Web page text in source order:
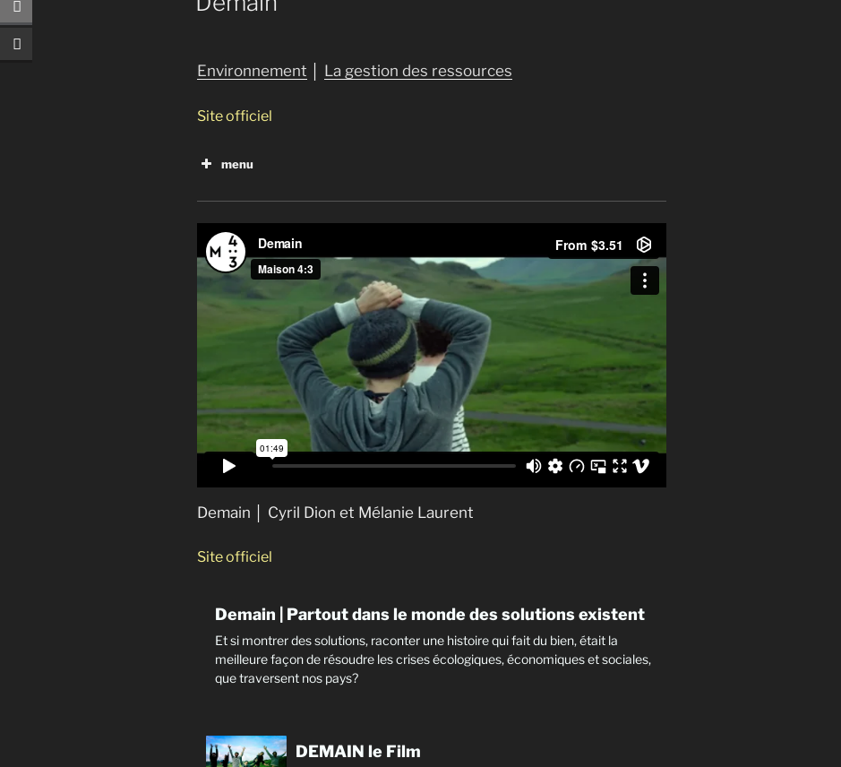
Environnement La gestion des ressources
Site officiel
menu
La malédiction du plastique
Le monde selon Monsanto
Vers un crash alimentaire
Pesticides, bisphénol A, phtalates…: un cocktail toxique
Bonnes nouvelles de la planète
La soif du monde
Chercher le courant
L’erreur boréale
Anthropocène : l’époque humaine
Demain │ Cyril Dion et Mélanie Laurent
Site officiel
Demain | Partout dans le monde des solutions existent
Et si montrer des solutions, raconter une histoire qui fait du bien, était la
meilleure façon de résoudre les crises écologiques, économiques et sociales,
que traversent nos pays?
DEMAIN le Film